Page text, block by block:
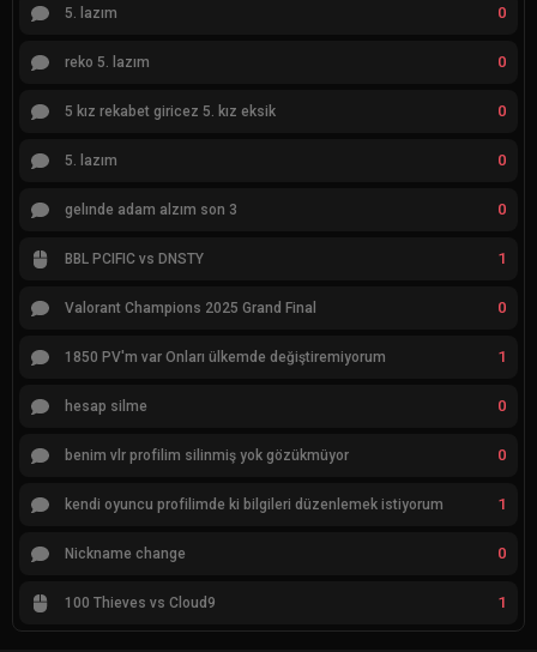
5. lazım 0
reko 5. lazım 0
5 kız rekabet giricez 5. kız eksik 0
5. lazım 0
gelınde adam alzım son 3 0
BBL PCIFIC vs DNSTY 1
Valorant Champions 2025 Grand Final 0
1850 PV'm var Onları ülkemde değiştiremiyorum 1
hesap silme 0
benim vlr profilim silinmiş yok gözükmüyor 0
kendi oyuncu profilimde ki bilgileri düzenlemek istiyorum 1
Nickname change 0
100 Thieves vs Cloud9 1